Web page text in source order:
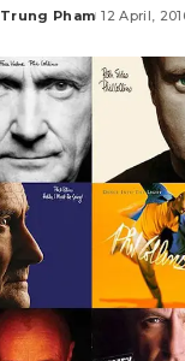
Posted
Trung Pham 12 April,